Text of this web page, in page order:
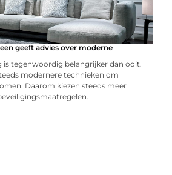
geeft advies over moderne
is tegenwoordig belangrijker dan ooit.
modernere technieken om
Daarom kiezen steeds meer